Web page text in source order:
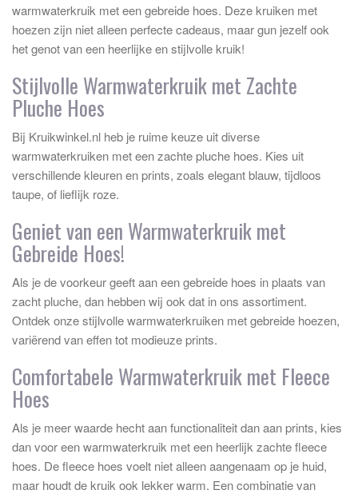
warmwaterkruik met een gebreide hoes. Deze kruiken met
hoezen zijn niet alleen perfecte cadeaus, maar gun jezelf ook
het genot van een heerlijke en stijlvolle kruik!
Stijlvolle Warmwaterkruik met Zachte
Pluche Hoes
Bij Kruikwinkel.nl heb je ruime keuze uit diverse
warmwaterkruiken met een zachte pluche hoes. Kies uit
verschillende kleuren en prints, zoals elegant blauw, tijdloos
taupe, of lieflijk roze.
Geniet van een Warmwaterkruik met
Gebreide Hoes!
Als je de voorkeur geeft aan een gebreide hoes in plaats van
zacht pluche, dan hebben wij ook dat in ons assortiment.
Ontdek onze stijlvolle warmwaterkruiken met gebreide hoezen,
variërend van effen tot modieuze prints.
Comfortabele Warmwaterkruik met Fleece
Hoes
Als je meer waarde hecht aan functionaliteit dan aan prints, kies
dan voor een warmwaterkruik met een heerlijk zachte fleece
hoes. De fleece hoes voelt niet alleen aangenaam op je huid,
maar houdt de kruik ook lekker warm. Een combinatie van